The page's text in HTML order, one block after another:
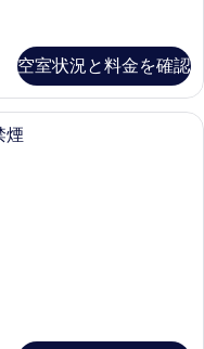
空室状況と料金を確認
掛け布団、セーフティボック
煙